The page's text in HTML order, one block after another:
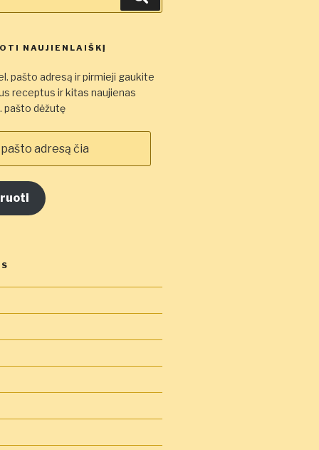
NAUJIENLAIŠKĮ
pašto adresą ir pirmieji gaukite
receptus ir kitas naujienas
pašto dėžutę